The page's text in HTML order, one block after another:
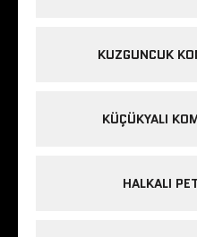
KUZGUNCUK
KÜÇÜKYALI
HALKALI